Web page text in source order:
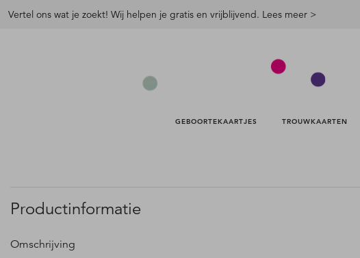
Vertel ons wat je zoekt! Wij helpen je gratis en vrijblijvend. Lees meer >
GEBOORTEKAARTJES TROUWKAARTEN
Productinformatie
Omschrijving